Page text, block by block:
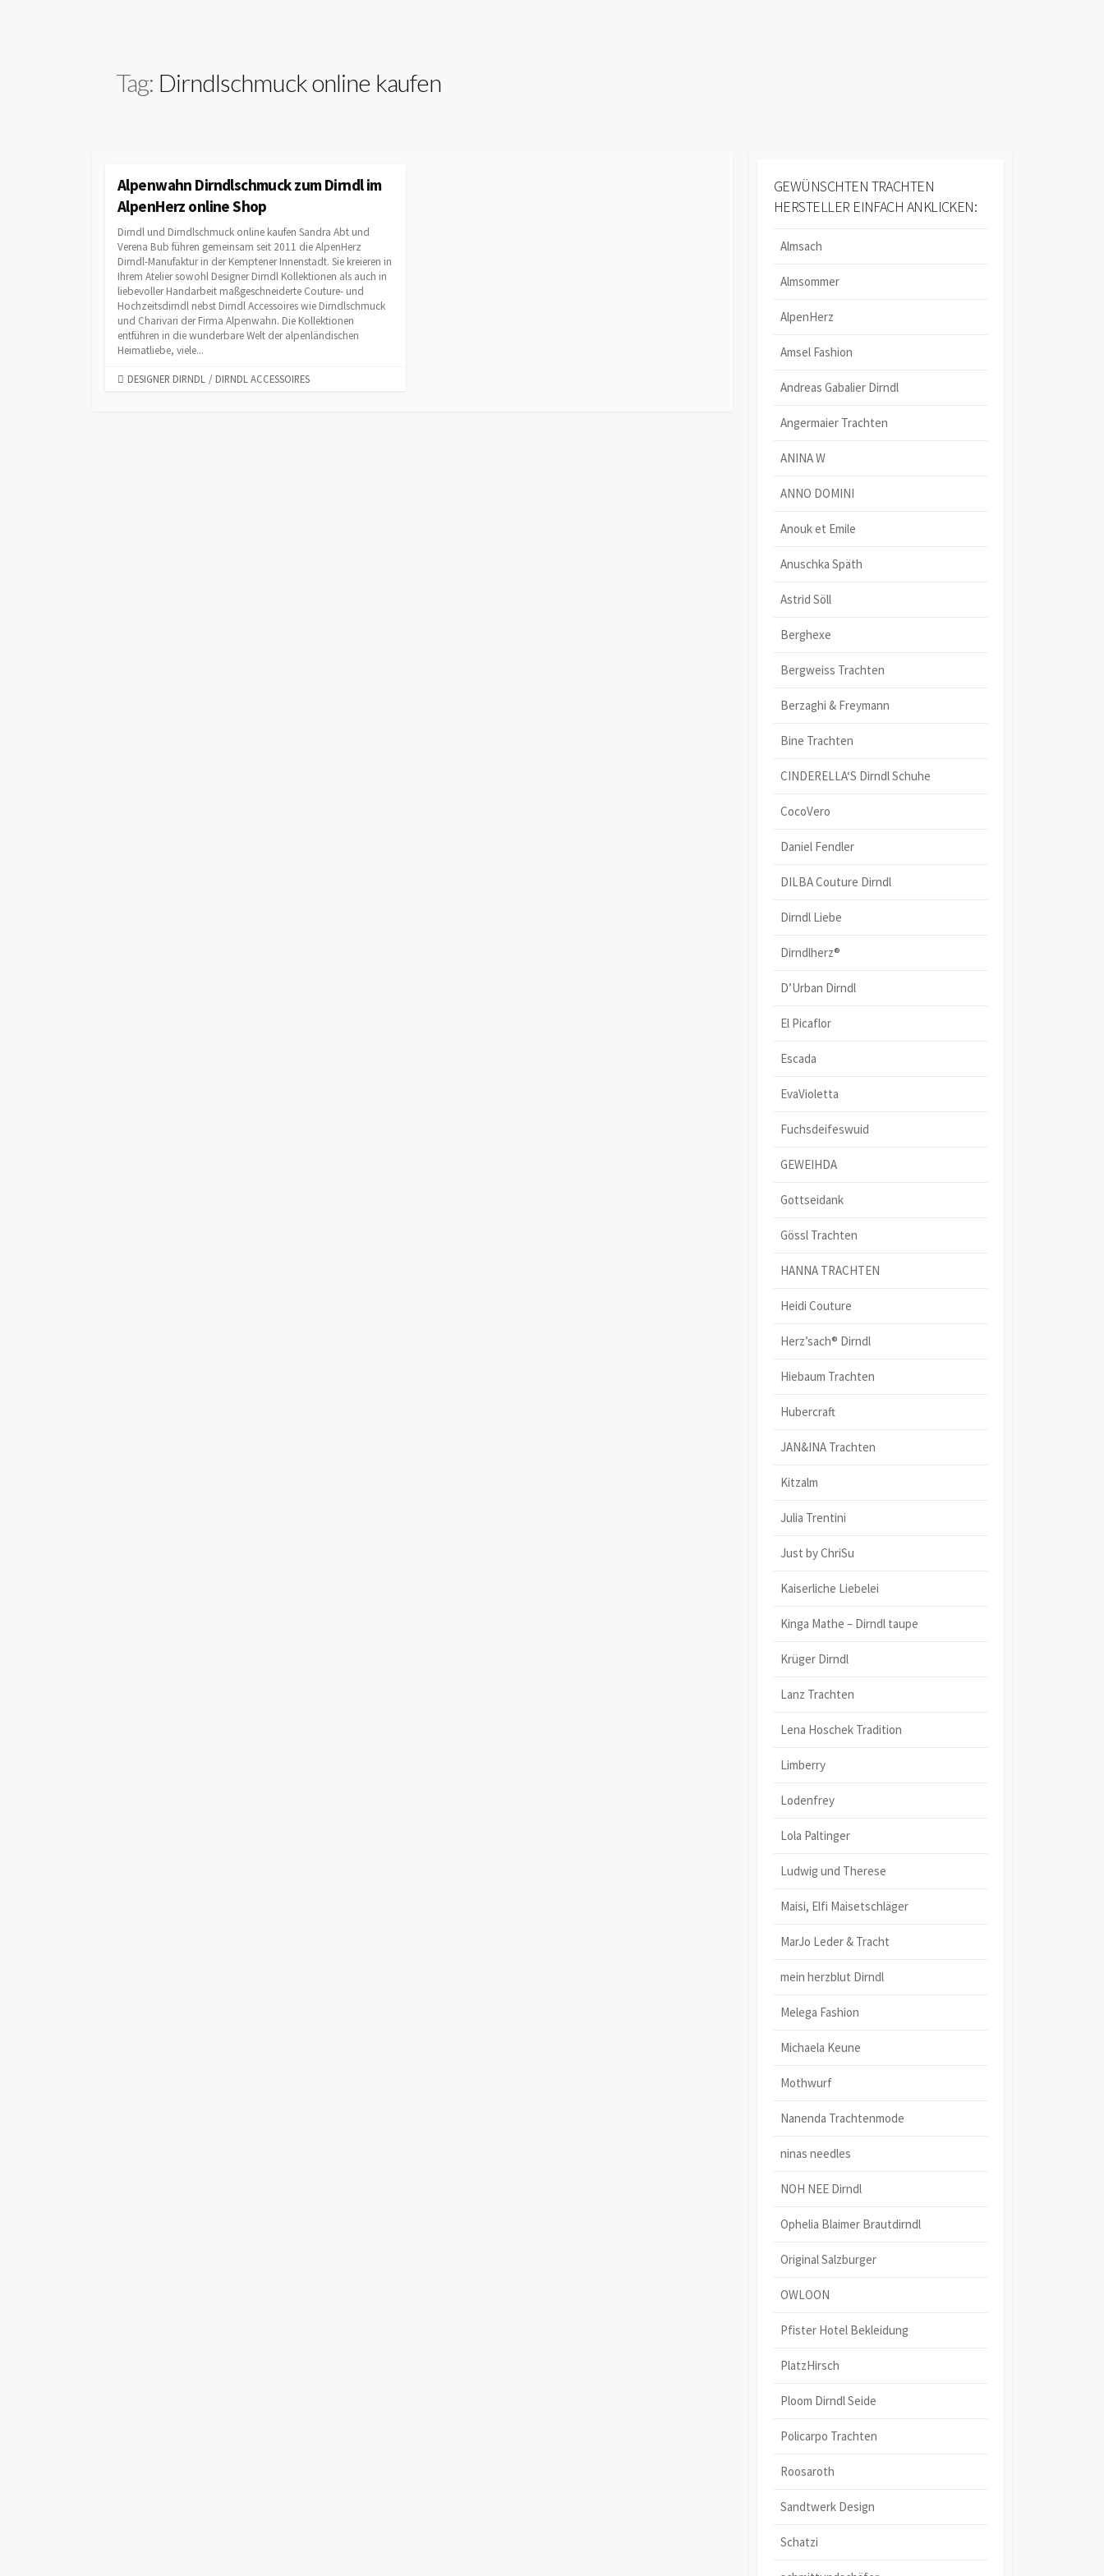
Tag: Dirndlschmuck online kaufen
Alpenwahn Dirndlschmuck zum Dirndl im
AlpenHerz online Shop
Dirndl und Dirndlschmuck online kaufen Sandra Abt und
Verena Bub führen gemeinsam seit 2011 die AlpenHerz
Dirndl-Manufaktur in der Kemptener Innenstadt. Sie kreieren in
Ihrem Atelier sowohl Designer Dirndl Kollektionen als auch in
liebevoller Handarbeit maßgeschneiderte Couture- und
Hochzeitsdirndl nebst Dirndl Accessoires wie Dirndlschmuck
und Charivari der Firma Alpenwahn. Die Kollektionen
entführen in die wunderbare Welt der alpenländischen
Heimatliebe, viele...
CDESIGNER DIRNDL / DIRNDL ACCESSOIRES
GEWÜNSCHTEN TRACHTEN
HERSTELLER EINFACH ANKLICKEN:
Almsach
Almsommer
AlpenHerz
Amsel Fashion
Andreas Gabalier Dirndl
Angermaier Trachten
ANINA W
ANNO DOMINI
Anouk et Emile
Anuschka Späth
Astrid Söll
Berghexe
Bergweiss Trachten
Berzaghi & Freymann
Bine Trachten
CINDERELLA‘S Dirndl Schuhe
CocoVero
Daniel Fendler
DILBA Couture Dirndl
Dirndl Liebe
Dirndlherz®
D’Urban Dirndl
El Picaflor
Escada
EvaVioletta
Fuchsdeifeswuid
GEWEIHDA
Gottseidank
Gössl Trachten
HANNA TRACHTEN
Heidi Couture
Herz’sach® Dirndl
Hiebaum Trachten
Hubercraft
JAN&INA Trachten
Kitzalm
Julia Trentini
Just by ChriSu
Kaiserliche Liebelei
Kinga Mathe – Dirndl taupe
Krüger Dirndl
Lanz Trachten
Lena Hoschek Tradition
Limberry
Lodenfrey
Lola Paltinger
Ludwig und Therese
Maisi, Elfi Maisetschläger
MarJo Leder & Tracht
mein herzblut Dirndl
Melega Fashion
Michaela Keune
Mothwurf
Nanenda Trachtenmode
ninas needles
NOH NEE Dirndl
Ophelia Blaimer Brautdirndl
Original Salzburger
OWLOON
Pfister Hotel Bekleidung
PlatzHirsch
Ploom Dirndl Seide
Policarpo Trachten
Roosaroth
Sandtwerk Design
Schatzi